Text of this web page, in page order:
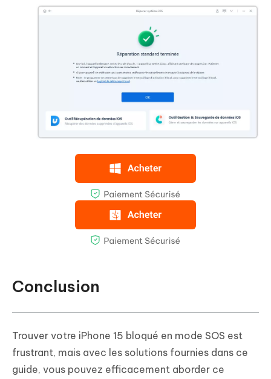
Conclusion
Trouver votre iPhone 15 bloqué en mode SOS est
frustrant, mais avec les solutions fournies dans ce
guide, vous pouvez efficacement aborder ce